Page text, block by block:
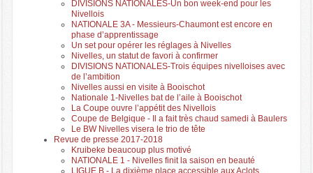
DIVISIONS NATIONALES-Un bon week-end pour les
Nivellois
NATIONALE 3A - Messieurs-Chaumont est encore en
phase d’apprentissage
Un set pour opérer les réglages à Nivelles
Nivelles, un statut de favori à confirmer
DIVISIONS NATIONALES-Trois équipes nivelloises avec
de l’ambition
Nivelles aussi en visite à Booischot
Nationale 1-Nivelles bat de l’aile à Booischot
La Coupe ouvre l’appétit des Nivellois
Coupe de Belgique - Il a fait très chaud samedi à Baulers
Le BW Nivelles visera le trio de tête
Revue de presse 2017-2018
Kruibeke beaucoup plus motivé
NATIONALE 1 - Nivelles finit la saison en beauté
LIGUE B - La dixième place accessible aux Aclots